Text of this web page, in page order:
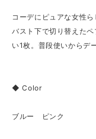
コーデにピュアな女性
バスト下で切り替えた
い1枚。普段使いからデ
◆ Color
ブルー ピンク